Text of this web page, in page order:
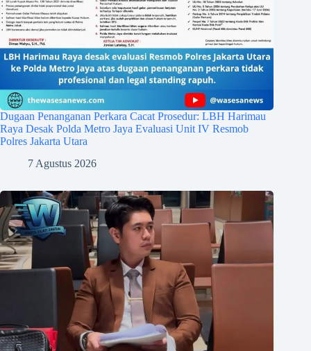
Dugaan Penanganan Perkara Cacat Prosedur: LBH Harimau
Raya Desak Polda Metro Jaya Evaluasi Unit IV Resmob
Polres Jakarta Utara
7 Agustus 2026